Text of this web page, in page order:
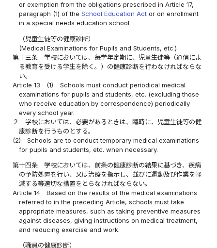
or exemption from the obligations prescribed in Article 17,
paragraph (1) of theSchool Education Act or on enrollment
in a special needs education school.
（児童生徒等の健康診断）
(Medical Examinations for Pupils and Students, etc.)
第十三条
学校においては、毎学年定期に、児童生徒等（通信によ
る教育を受ける学生を除く。）の健康診断を行わなければならな
い。
Article 13
(1)
Schools must conduct periodical medical
examinations for pupils and students, etc. (excluding those
who receive education by correspondence) periodically
every school year.
２
学校においては、必要があるときは、臨時に、児童生徒等の健
康診断を行うものとする。
(2)
Schools are to conduct temporary medical examinations
for pupils and students, etc. when necessary.
第十四条
学校においては、前条の健康診断の結果に基づき、疾病
の予防処置を行い、又は治療を指示し、並びに運動及び作業を軽
減する等適切な措置をとらなければならない。
Article 14
Based on the results of the medical examinations
referred to in the preceding Article, schools must take
appropriate measures, such as taking preventive measures
against diseases, giving instructions on medical treatment,
and reducing exercise and work.
（職員の健康診断）